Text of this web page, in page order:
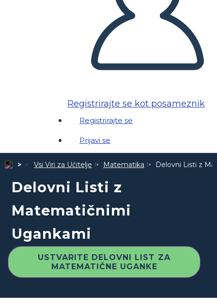
Registrirajte se kot posameznik
Registrirajte se
Prijavi se
Vsi Viri za Učitelje Matematika Delovni Listi z
Delovni Listi z
Matematičnimi
Ugankami
USTVARITE DELOVNI LIST ZA
MATEMATIČNE UGANKE